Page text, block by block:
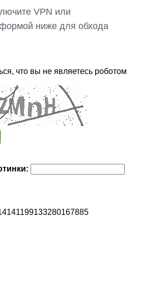
VPN или
формой ниже для обхода
что вы не являетесь роботом